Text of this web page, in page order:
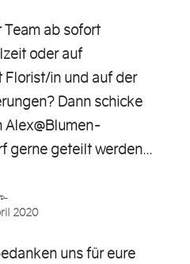
Team ab sofort
oder auf
Florist/in und auf der
Dann schicke
Alex@Blumen-
gerne geteilt werden...
Das…
2020
uns für eure